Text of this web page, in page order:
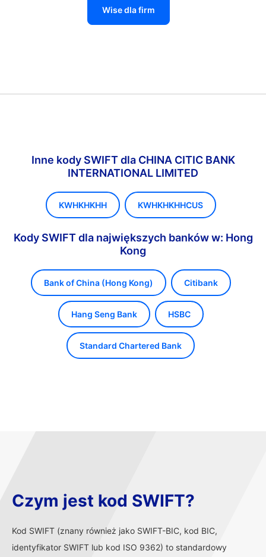
Wise dla firm
Inne kody SWIFT dla CHINA CITIC BANK
INTERNATIONAL LIMITED
KWHKHKHH KWHKHKHHCUS
Kody SWIFT dla największych banków w: Hong
Kong
Bank of China (Hong Kong) Citibank
Hang Seng Bank HSBC
Standard Chartered Bank
Czym jest kod SWIFT?
Kod SWIFT (znany również jako SWIFT-BIC, kod BIC,
identyfikator SWIFT lub kod ISO 9362) to standardowy